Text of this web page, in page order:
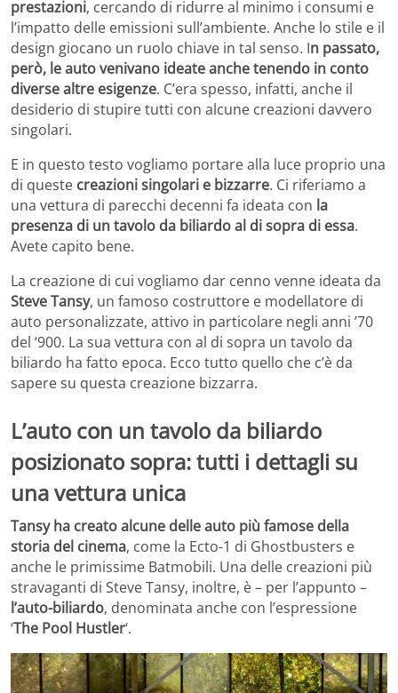
prestazioni, cercando di ridurre al minimo i consumi e
l’impatto delle emissioni sull’ambiente. Anche lo stile e il
design giocano un ruolo chiave in tal senso. In passato,
però, le auto venivano ideate anche tenendo in conto
diverse altre esigenze. C’era spesso, infatti, anche il
desiderio di stupire tutti con alcune creazioni davvero
singolari.
E in questo testo vogliamo portare alla luce proprio una
di queste creazioni singolari e bizzarre. Ci riferiamo a
una vettura di parecchi decenni fa ideata con la
presenza di un tavolo da biliardo al di sopra di essa.
Avete capito bene.
La creazione di cui vogliamo dar cenno venne ideata da
Steve Tansy, un famoso costruttore e modellatore di
auto personalizzate, attivo in particolare negli anni ’70
del ‘900. La sua vettura con al di sopra un tavolo da
biliardo ha fatto epoca. Ecco tutto quello che c’è da
sapere su questa creazione bizzarra.
L’auto con un tavolo da biliardo
posizionato sopra: tutti i dettagli su
una vettura unica
Tansy ha creato alcune delle auto più famose della
storia del cinema, come la Ecto-1 di Ghostbusters e
anche le primissime Batmobili. Una delle creazioni più
stravaganti di Steve Tansy, inoltre, è – per l’appunto –
l’auto-biliardo, denominata anche con l’espressione
‘The Pool Hustler‘.